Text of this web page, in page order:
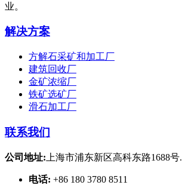
业。
解决方案
方解石采矿和加工厂
建筑回收厂
金矿浓缩厂
铁矿选矿厂
滑石加工厂
联系我们
公司地址: 上海市浦东新区高科东路1688号.
电话: +86 180 3780 8511